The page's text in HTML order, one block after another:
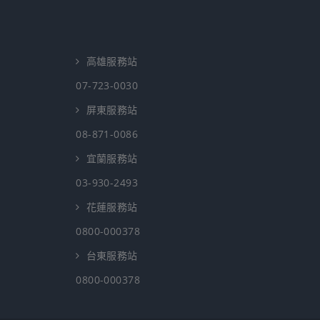
高雄服務站
07-723-0030
屏東服務站
08-871-0086
宜蘭服務站
03-930-2493
花蓮服務站
0800-000378
台東服務站
0800-000378